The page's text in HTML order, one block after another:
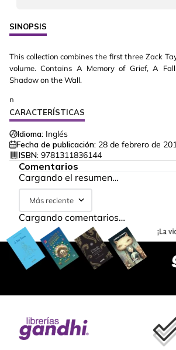
SINOPSIS
This collection combines the first three Zack
volume. Contains A Memory of Grief, A
Shadow on the Wall.
n
CARACTERÍSTICAS
Idioma: Inglés
Fecha de publicación: 28 de febrero de
ISBN: 9781311836144
Comentarios
Cargando el resumen…
Más reciente
Cargando comentarios…